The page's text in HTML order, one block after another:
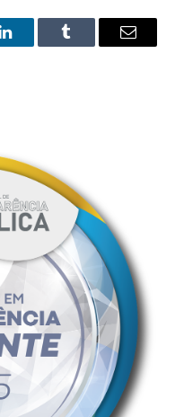
LinkedInTumblr Email